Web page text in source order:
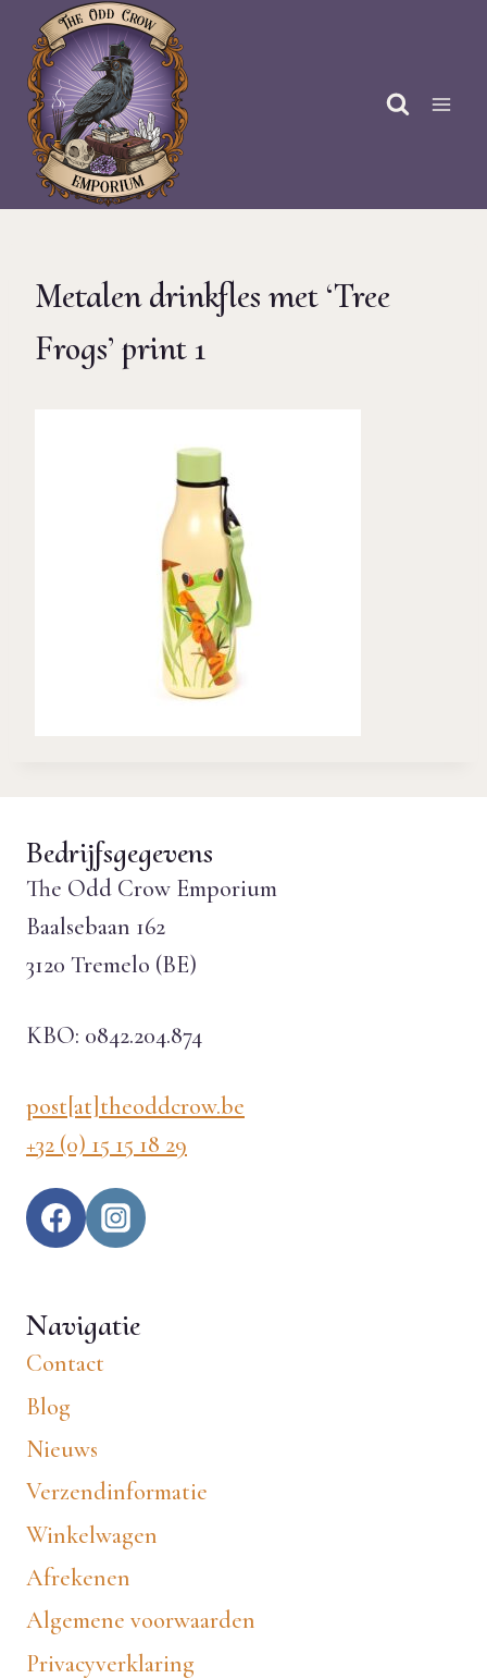
Doorgaan
naar
inhoud
Metalen drinkfles met ‘Tree
Frogs’ print 1
Bedrijfsgegevens
The Odd Crow Emporium
Baalsebaan 162
3120 Tremelo (BE)
KBO: 0842.204.874
post[at]theoddcrow.be
+32 (0) 15 15 18 29
Navigatie
Contact
Blog
Nieuws
Verzendinformatie
Winkelwagen
Afrekenen
Algemene voorwaarden
Privacyverklaring